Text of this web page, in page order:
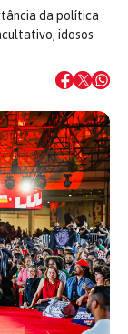
da política
idosos